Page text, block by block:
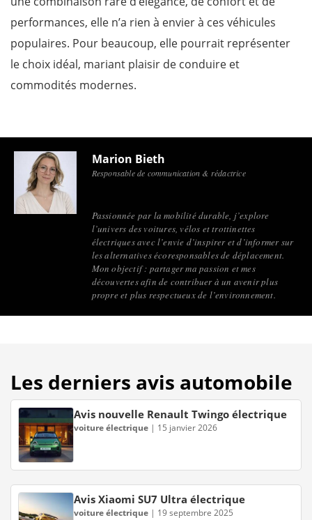
performances, elle n’a rien à envier à ces véhicules
populaires. Pour beaucoup, elle pourrait représenter
le choix idéal, mariant plaisir de conduire et
commodités modernes.
Marion Bieth
Responsable de communication & rédactrice
Passionnée par la mobilité durable, j’explore
l’univers des voitures, vélos et trottinettes
électriques avec l’envie d’inspirer et d’informer sur
les alternatives écoresponsables de déplacement.
Mon objectif : partager ma passion et mes
découvertes afin de contribuer à un avenir plus
propre et plus respectueux de l’environnement.
Les derniers avis automobile
Avis nouvelle Renault Twingo électrique
voiture électrique | 15 janvier 2026
Avis Xiaomi SU7 Ultra électrique
voiture électrique | 19 septembre 2025